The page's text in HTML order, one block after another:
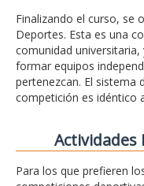
Finalizando el curso, se
Deportes. Esta es una
comunidad
formar equipos
pertenezcan. El sistema
competición es idéntico
Actividades
Para los que prefieren